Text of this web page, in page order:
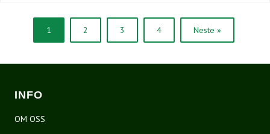
1 2 3 4 Neste »
INFO
OM OSS